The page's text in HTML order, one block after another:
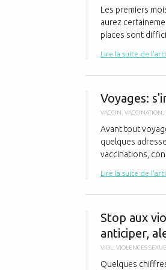
Les premiers
aurez
places sont
Lire la suite de
Voyages:
VACCIN VACCINATION
Avant tout
quelques
vaccinations,
Lire la suite de
Stop aux
anticiper,
VIOL VIOLENCES
Quelques chiffres